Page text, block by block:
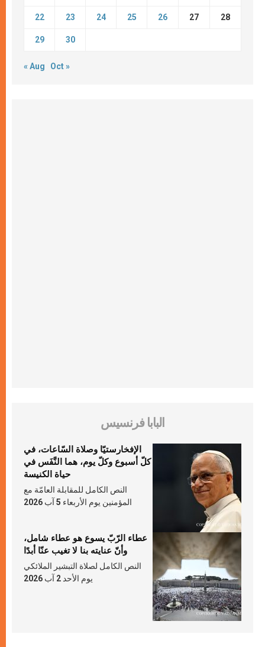
22 23 24 25 26 27 28
29 30
« Aug Oct »
البابا فرنسيس
الإفخارستيّا وصلاة السّاعات، في
كلّ أسبوع وكلّ يوم، هما النَّفَس في
حياة الكنيسة
النص الكامل للمقابلة العامّة مع
المؤمنين يوم الأربعاء 5 آب 2026
عطاء الرّبّ يسوع هو عطاء شامل،
وأنّ عنايته بنا لا تغيب عنّا أبدًا
النص الكامل لصلاة التبشير الملائكي
يوم الأحد 2 آب 2026